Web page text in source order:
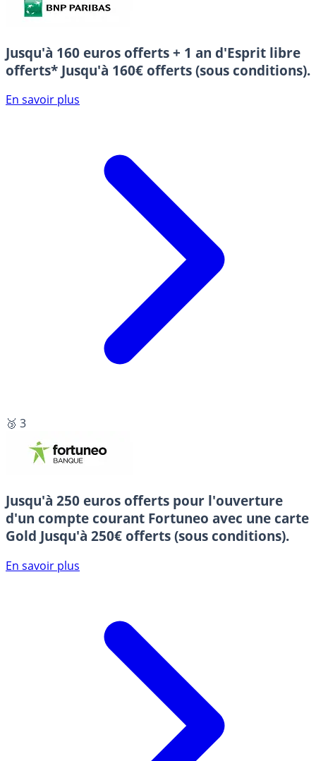
Jusqu'à 160 euros offerts + 1 an d'Esprit libre
offerts* Jusqu'à 160€ offerts (sous conditions).
En savoir plus
🥉 3
Jusqu'à 250 euros offerts pour l'ouverture
d'un compte courant Fortuneo avec une carte
Gold Jusqu'à 250€ offerts (sous conditions).
En savoir plus